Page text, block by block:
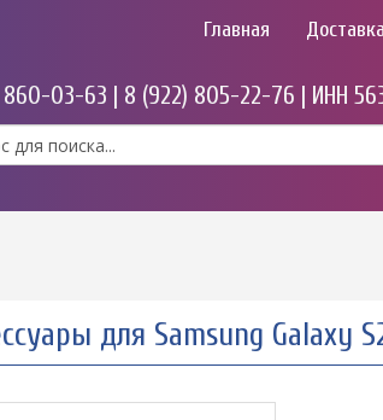
Главная
860-03-63 | 8 (922) 805-22-76 | ИНН
для Samsung Galaxy